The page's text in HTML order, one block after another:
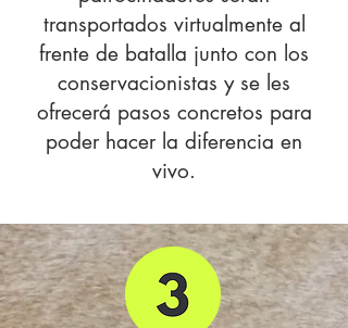
transportados virtualmente al
frente de batalla junto con los
conservacionistas y se les
ofrecerá pasos concretos para
poder hacer la diferencia en
vivo.